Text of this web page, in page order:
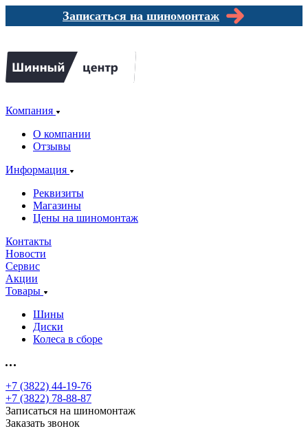
Записаться на шиномонтаж
Компания
О компании
Отзывы
Информация
Реквизиты
Магазины
Цены на шиномонтаж
Контакты
Новости
Сервис
Акции
Товары
Шины
Диски
Колеса в сборе
+7 (3822) 44-19-76
+7 (3822) 78-88-87
Записаться на шиномонтаж
Заказать звонок